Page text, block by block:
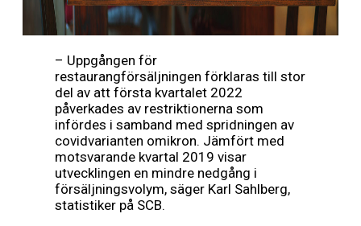
– Uppgången för
restaurangförsäljningen förklaras till stor
del av att första kvartalet 2022
påverkades av restriktionerna som
infördes i samband med spridningen av
covidvarianten omikron. Jämfört med
motsvarande kvartal 2019 visar
utvecklingen en mindre nedgång i
försäljningsvolym, säger Karl Sahlberg,
statistiker på SCB.